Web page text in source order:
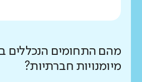
מהם התחומים הנכללים
מיומנויות חברתיות?